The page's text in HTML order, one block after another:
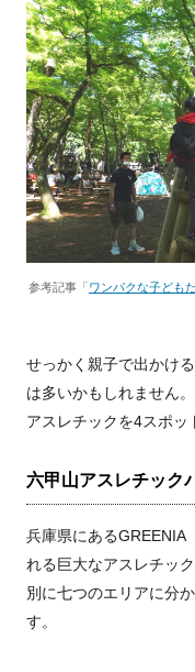
参考記事「ワンパクな子ども
せっかく親子で出かけ
は多いかもしれません
アスレチックを4スポッ
六甲山アスレチック
兵庫県にあるGREENIA
れる巨大なアスレチッ
別に七つのエリアに分
す。